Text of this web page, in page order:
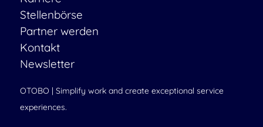
Stellenbörse
Partner werden
Kontakt
Newsletter
OTOBO | Simplify work and create exceptional service
experiences.